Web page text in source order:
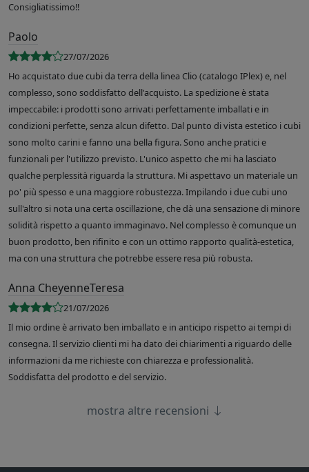
Consigliatissimo!!
Paolo
27/07/2026
Ho acquistato due cubi da terra della linea Clio (catalogo IPlex) e, nel
complesso, sono soddisfatto dell'acquisto. La spedizione è stata
impeccabile: i prodotti sono arrivati perfettamente imballati e in
condizioni perfette, senza alcun difetto. Dal punto di vista estetico i cubi
sono molto carini e fanno una bella figura. Sono anche pratici e
funzionali per l'utilizzo previsto. L'unico aspetto che mi ha lasciato
qualche perplessità riguarda la struttura. Mi aspettavo un materiale un
po' più spesso e una maggiore robustezza. Impilando i due cubi uno
sull'altro si nota una certa oscillazione, che dà una sensazione di minore
solidità rispetto a quanto immaginavo. Nel complesso è comunque un
buon prodotto, ben rifinito e con un ottimo rapporto qualità-estetica,
ma con una struttura che potrebbe essere resa più robusta.
Anna CheyenneTeresa
21/07/2026
Il mio ordine è arrivato ben imballato e in anticipo rispetto ai tempi di
consegna. Il servizio clienti mi ha dato dei chiarimenti a riguardo delle
informazioni da me richieste con chiarezza e professionalità.
Soddisfatta del prodotto e del servizio.
mostra altre recensioni